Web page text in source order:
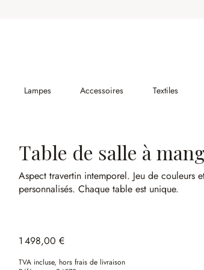
Lampes Accessoires Textiles
Table de salle à
Aspect travertin intemporel. Jeu de couleurs
personnalisés.Chaque table est unique.
1 498,00 €
TVA incluse, hors frais de livraison